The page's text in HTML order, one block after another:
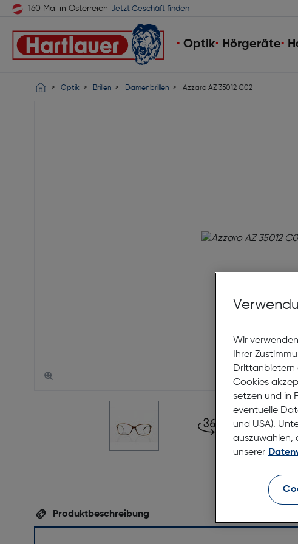
160 Mal in Österreich Jetzt Geschäft finden
Optik Hörgeräte
Optik Brillen Damenbrillen Azzaro AZ 35012 C02
Produktbeschreibung
Wir
Ihrer
Drittanbietern
Cookies
setzen und in
eventuelle
und USA).
auszuwählen,
unserer